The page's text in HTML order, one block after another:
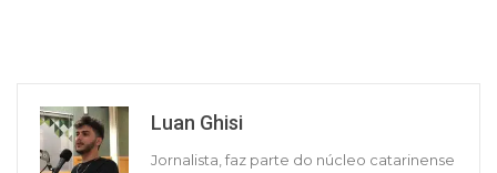
Luan Ghisi
Jornalista, faz parte do núcleo catarinense